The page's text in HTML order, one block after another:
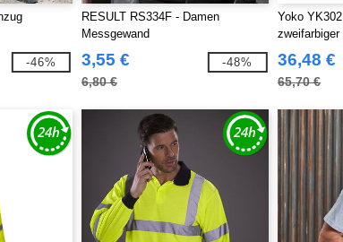
-46%
RESULT RS334F - Damen
Messgewand
3,55 €
6,80 €
-48%
Yoko
zweifarbiger
36,48 €
65,70 €